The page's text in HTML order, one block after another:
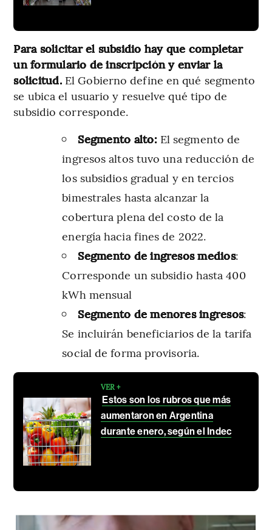
Para solicitar el subsidio hay que completar
un formulario de inscripción y enviar la
solicitud. El Gobierno define en qué segmento
se ubica el usuario y resuelve qué tipo de
subsidio corresponde.
Segmento alto: El segmento de
ingresos altos tuvo una reducción de
los subsidios gradual y en tercios
bimestrales hasta alcanzar la
cobertura plena del costo de la
energía hacia fines de 2022.
Segmento de ingresos medios:
Corresponde un subsidio hasta 400
kWh mensual
Segmento de menores ingresos:
Se incluirán beneficiarios de la tarifa
social de forma provisoria.
VER +
Estos son los rubros que más
aumentaron en Argentina
durante enero, según el Indec